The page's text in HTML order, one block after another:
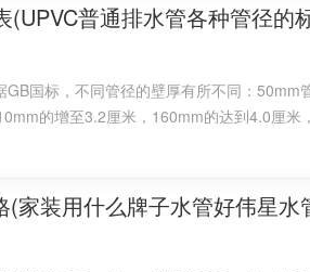
90度弯头、接头、管卡、卡扣等。有
内牙弯头，直接，外牙直接，内牙直
点是其抗腐蚀性强，造价相对铁管低
(UPVC普通排水管各种管径的
GB国标，不同管径的壁厚有所不同：50mm
的增至3.2厘米，160mm的达到4.0厘米
米。国内常见的PVC水管尺寸分别是4分，
，2寸的管径外径尺寸是60mm。这是几
(家装用什么牌子水管好伟星水